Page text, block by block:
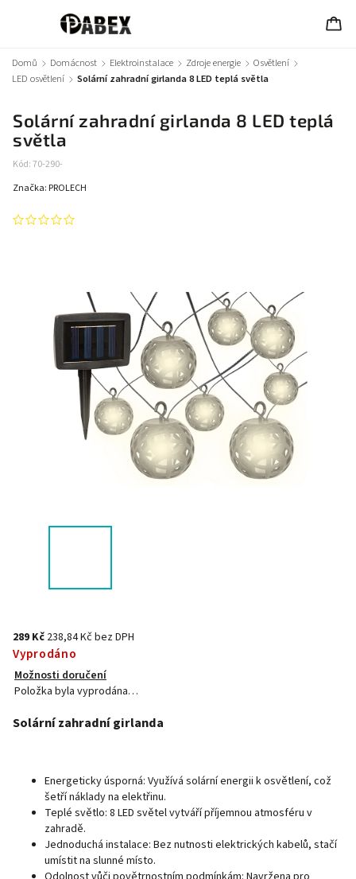
Domů / Domácnost / Elektroinstalace / Zdroje energie / Osvětlení /
LED osvětlení / Solární zahradní girlanda 8 LED teplá světla
Solární zahradní girlanda 8 LED teplá
světla
Kód:70-290-
Značka: PROLECH
289 Kč 238,84 Kč bez DPH
Vyprodáno
Možnosti doručení
Položka byla vyprodána…
Solární zahradní girlanda
Energeticky úsporná: Využívá solární energii k osvětlení, což
šetří náklady na elektřinu.
Teplé světlo: 8 LED světel vytváří příjemnou atmosféru v
zahradě.
Jednoduchá instalace: Bez nutnosti elektrických kabelů, stačí
umístit na slunné místo.